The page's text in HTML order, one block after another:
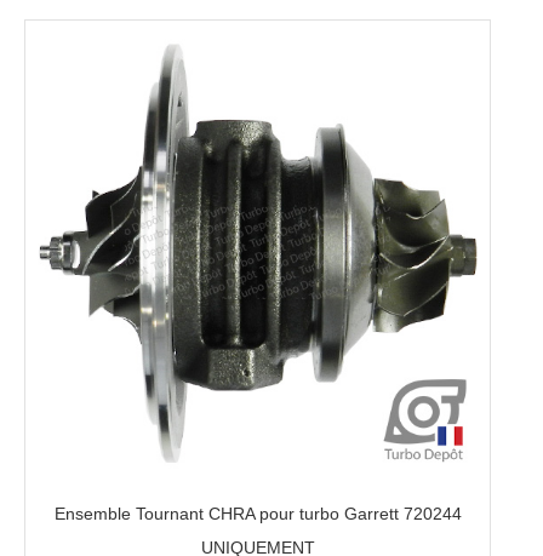
Ensemble Tournant CHRA pour turbo Garrett 720244
UNIQUEMENT